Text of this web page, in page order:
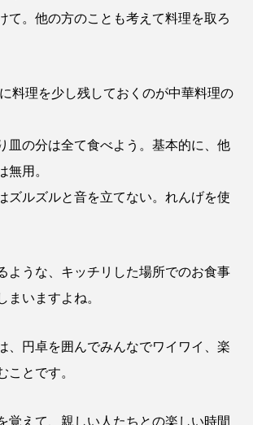
て。他の方のことも考えて料理を取ろ
料理を少し残しておくのが中華料理の
皿の分は全て食べよう。基本的に、他
無用。
ズルズルと音を立てない。 れんげを使
ような、キッチリした場所でのお食事
まいますよね。
、円卓を囲んでみんなでワイワイ、楽
ことです。
覚えて、親しい人たちとの楽しい時間